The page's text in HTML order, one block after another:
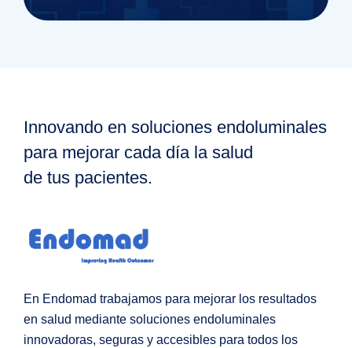
Innovando en soluciones endoluminales
para mejorar cada día la salud
de tus pacientes.
En Endomad trabajamos para mejorar los resultados
en salud mediante soluciones endoluminales
innovadoras, seguras y accesibles para todos los